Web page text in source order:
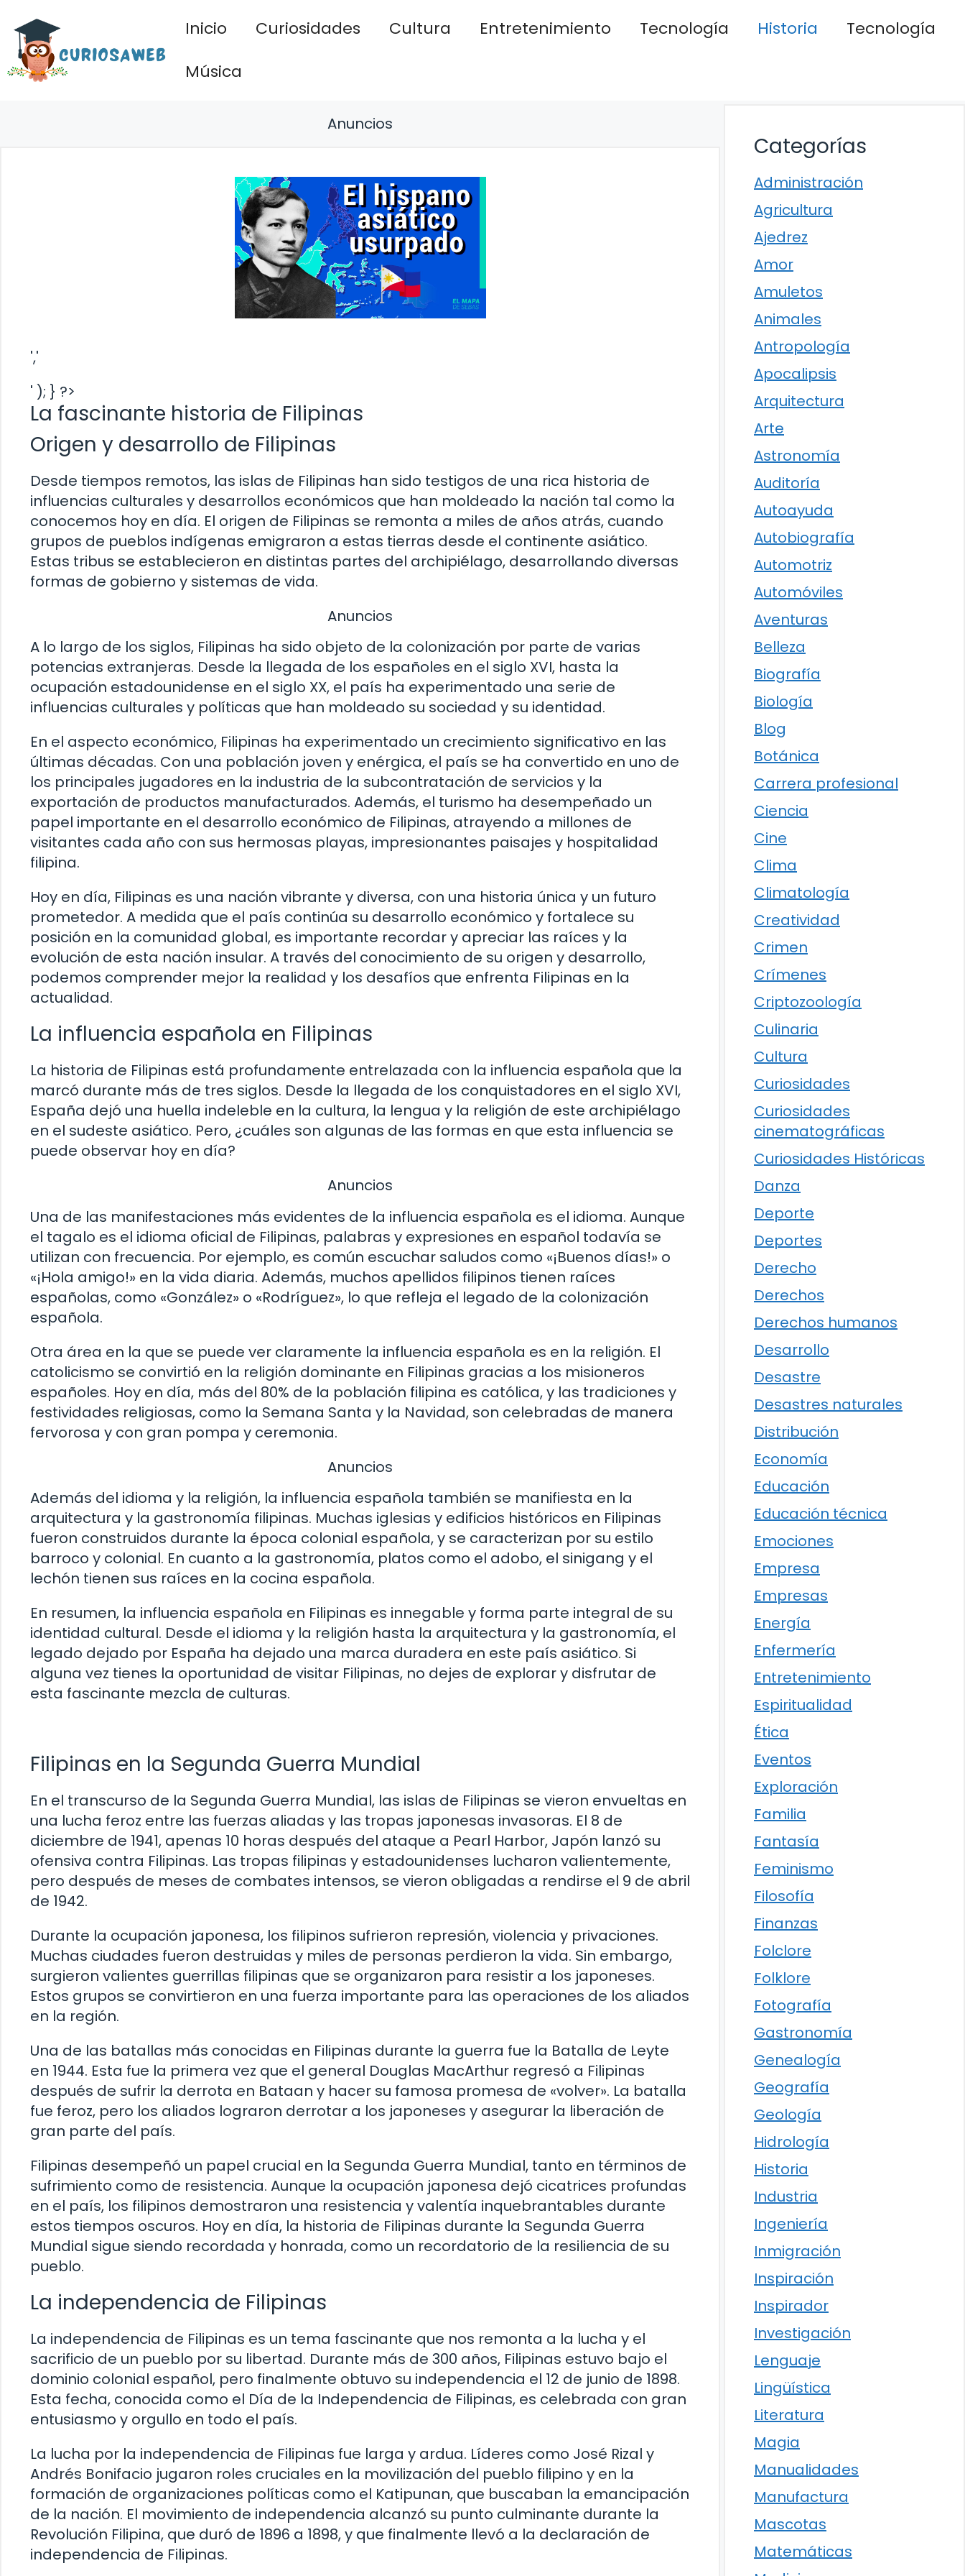
contenido
Inicio Curiosidades Cultura Entretenimiento Tecnología Historia
Tecnología
Música
Anuncios
','
' ); } ?>
La fascinante historia de Filipinas
Origen y desarrollo de Filipinas
Desde tiempos remotos, las islas de Filipinas han sido testigos de una rica historia de
influencias culturales y desarrollos económicos que han moldeado la nación tal como la
conocemos hoy en día. El origen de Filipinas se remonta a miles de años atrás, cuando
grupos de pueblos indígenas emigraron a estas tierras desde el continente asiático.
Estas tribus se establecieron en distintas partes del archipiélago, desarrollando diversas
formas de gobierno y sistemas de vida.
Anuncios
A lo largo de los siglos, Filipinas ha sido objeto de la colonización por parte de varias
potencias extranjeras. Desde la llegada de los españoles en el siglo XVI, hasta la
ocupación estadounidense en el siglo XX, el país ha experimentado una serie de
influencias culturales y políticas que han moldeado su sociedad y su identidad.
En el aspecto económico, Filipinas ha experimentado un crecimiento significativo en las
últimas décadas. Con una población joven y enérgica, el país se ha convertido en uno de
los principales jugadores en la industria de la subcontratación de servicios y la
exportación de productos manufacturados. Además, el turismo ha desempeñado un
papel importante en el desarrollo económico de Filipinas, atrayendo a millones de
visitantes cada año con sus hermosas playas, impresionantes paisajes y hospitalidad
filipina.
Hoy en día, Filipinas es una nación vibrante y diversa, con una historia única y un futuro
prometedor. A medida que el país continúa su desarrollo económico y fortalece su
posición en la comunidad global, es importante recordar y apreciar las raíces y la
evolución de esta nación insular. A través del conocimiento de su origen y desarrollo,
podemos comprender mejor la realidad y los desafíos que enfrenta Filipinas en la
actualidad.
La influencia española en Filipinas
La historia de Filipinas está profundamente entrelazada con la influencia española que la
marcó durante más de tres siglos. Desde la llegada de los conquistadores en el siglo XVI,
España dejó una huella indeleble en la cultura, la lengua y la religión de este archipiélago
en el sudeste asiático. Pero, ¿cuáles son algunas de las formas en que esta influencia se
puede observar hoy en día?
Anuncios
Una de las manifestaciones más evidentes de la influencia española es el idioma. Aunque
el tagalo es el idioma oficial de Filipinas, palabras y expresiones en español todavía se
utilizan con frecuencia. Por ejemplo, es común escuchar saludos como «¡Buenos días!» o
«¡Hola amigo!» en la vida diaria. Además, muchos apellidos filipinos tienen raíces
españolas, como «González» o «Rodríguez», lo que refleja el legado de la colonización
española.
Otra área en la que se puede ver claramente la influencia española es en la religión. El
catolicismo se convirtió en la religión dominante en Filipinas gracias a los misioneros
españoles. Hoy en día, más del 80% de la población filipina es católica, y las tradiciones y
festividades religiosas, como la Semana Santa y la Navidad, son celebradas de manera
fervorosa y con gran pompa y ceremonia.
Anuncios
Además del idioma y la religión, la influencia española también se manifiesta en la
arquitectura y la gastronomía filipinas. Muchas iglesias y edificios históricos en Filipinas
fueron construidos durante la época colonial española, y se caracterizan por su estilo
barroco y colonial. En cuanto a la gastronomía, platos como el adobo, el sinigang y el
lechón tienen sus raíces en la cocina española.
En resumen, la influencia española en Filipinas es innegable y forma parte integral de su
identidad cultural. Desde el idioma y la religión hasta la arquitectura y la gastronomía, el
legado dejado por España ha dejado una marca duradera en este país asiático. Si
alguna vez tienes la oportunidad de visitar Filipinas, no dejes de explorar y disfrutar de
esta fascinante mezcla de culturas.
Filipinas en la Segunda Guerra Mundial
En el transcurso de la Segunda Guerra Mundial, las islas de Filipinas se vieron envueltas en
una lucha feroz entre las fuerzas aliadas y las tropas japonesas invasoras. El 8 de
diciembre de 1941, apenas 10 horas después del ataque a Pearl Harbor, Japón lanzó su
ofensiva contra Filipinas. Las tropas filipinas y estadounidenses lucharon valientemente,
pero después de meses de combates intensos, se vieron obligadas a rendirse el 9 de abril
de 1942.
Durante la ocupación japonesa, los filipinos sufrieron represión, violencia y privaciones.
Muchas ciudades fueron destruidas y miles de personas perdieron la vida. Sin embargo,
surgieron valientes guerrillas filipinas que se organizaron para resistir a los japoneses.
Estos grupos se convirtieron en una fuerza importante para las operaciones de los aliados
en la región.
Una de las batallas más conocidas en Filipinas durante la guerra fue la Batalla de Leyte
en 1944. Esta fue la primera vez que el general Douglas MacArthur regresó a Filipinas
después de sufrir la derrota en Bataan y hacer su famosa promesa de «volver». La batalla
fue feroz, pero los aliados lograron derrotar a los japoneses y asegurar la liberación de
gran parte del país.
Filipinas desempeñó un papel crucial en la Segunda Guerra Mundial, tanto en términos de
sufrimiento como de resistencia. Aunque la ocupación japonesa dejó cicatrices profundas
en el país, los filipinos demostraron una resistencia y valentía inquebrantables durante
estos tiempos oscuros. Hoy en día, la historia de Filipinas durante la Segunda Guerra
Mundial sigue siendo recordada y honrada, como un recordatorio de la resiliencia de su
pueblo.
La independencia de Filipinas
La independencia de Filipinas es un tema fascinante que nos remonta a la lucha y el
sacrificio de un pueblo por su libertad. Durante más de 300 años, Filipinas estuvo bajo el
dominio colonial español, pero finalmente obtuvo su independencia el 12 de junio de 1898.
Esta fecha, conocida como el Día de la Independencia de Filipinas, es celebrada con gran
entusiasmo y orgullo en todo el país.
La lucha por la independencia de Filipinas fue larga y ardua. Líderes como José Rizal y
Andrés Bonifacio jugaron roles cruciales en la movilización del pueblo filipino y en la
formación de organizaciones políticas como el Katipunan, que buscaban la emancipación
de la nación. El movimiento de independencia alcanzó su punto culminante durante la
Revolución Filipina, que duró de 1896 a 1898, y que finalmente llevó a la declaración de
independencia de Filipinas.
Categorías
Administración
Agricultura
Ajedrez
Amor
Amuletos
Animales
Antropología
Apocalipsis
Arquitectura
Arte
Astronomía
Auditoría
Autoayuda
Autobiografía
Automotriz
Automóviles
Aventuras
Belleza
Biografía
Biología
Blog
Botánica
Carrera profesional
Ciencia
Cine
Clima
Climatología
Creatividad
Crimen
Crímenes
Criptozoología
Culinaria
Cultura
Curiosidades
Curiosidades
cinematográficas
Curiosidades Históricas
Danza
Deporte
Deportes
Derecho
Derechos
Derechos humanos
Desarrollo
Desastre
Desastres naturales
Distribución
Economía
Educación
Educación técnica
Emociones
Empresa
Empresas
Energía
Enfermería
Entretenimiento
Espiritualidad
Ética
Eventos
Exploración
Familia
Fantasía
Feminismo
Filosofía
Finanzas
Folclore
Folklore
Fotografía
Gastronomía
Genealogía
Geografía
Geología
Hidrología
Historia
Industria
Ingeniería
Inmigración
Inspiración
Inspirador
Investigación
Lenguaje
Lingüística
Literatura
Magia
Manualidades
Manufactura
Mascotas
Matemáticas